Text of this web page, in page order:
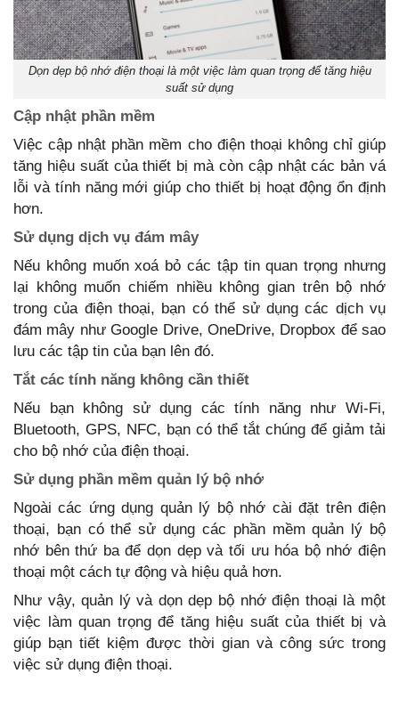
Dọn dẹp bộ nhớ điện thoại là một việc làm quan trọng để tăng hiệu
suất sử dụng
Cập nhật phần mềm
Việc cập nhật phần mềm cho điện thoại không chỉ giúp
tăng hiệu suất của thiết bị mà còn cập nhật các bản vá
lỗi và tính năng mới giúp cho thiết bị hoạt động ổn định
hơn.
Sử dụng dịch vụ đám mây
Nếu không muốn xoá bỏ các tập tin quan trọng nhưng
lại không muốn chiếm nhiều không gian trên bộ nhớ
trong của điện thoại, bạn có thể sử dụng các dịch vụ
đám mây như Google Drive, OneDrive, Dropbox để sao
lưu các tập tin của bạn lên đó.
Tắt các tính năng không cần thiết
Nếu bạn không sử dụng các tính năng như Wi-Fi,
Bluetooth, GPS, NFC, bạn có thể tắt chúng để giảm tải
cho bộ nhớ của điện thoại.
Sử dụng phần mềm quản lý bộ nhớ
Ngoài các ứng dụng quản lý bộ nhớ cài đặt trên điện
thoại, bạn có thể sử dụng các phần mềm quản lý bộ
nhớ bên thứ ba để dọn dẹp và tối ưu hóa bộ nhớ điện
thoại một cách tự động và hiệu quả hơn.
Như vậy, quản lý và dọn dẹp bộ nhớ điện thoại là một
việc làm quan trọng để tăng hiệu suất của thiết bị và
giúp bạn tiết kiệm được thời gian và công sức trong
việc sử dụng điện thoại.